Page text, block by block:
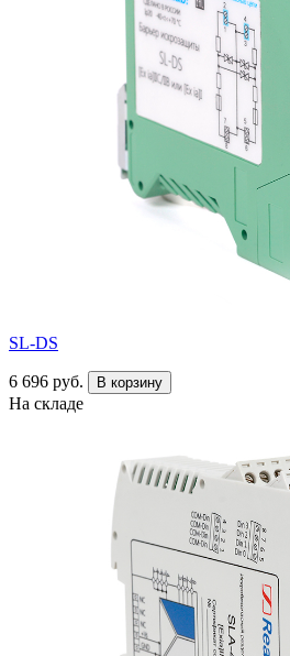
SL-DS
6 696 руб. В корзину
На складе